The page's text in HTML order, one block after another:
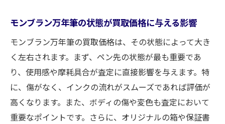
モンブラン万年筆の状態が買取価格に与える影響
モンブラン万年筆の買取価格は、その状態によって大き
く左右されます。まず、ペン先の状態が最も重要であ
り、使用感や摩耗具合が査定に直接影響を与えます。特
に、傷がなく、インクの流れがスムーズであれば評価が
高くなります。また、ボディの傷や変色も査定において
重要なポイントです。さらに、オリジナルの箱や保証書